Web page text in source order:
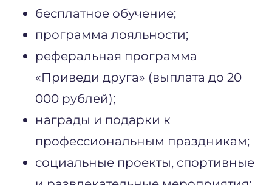
бесплатное обучение;
программа лояльности;
реферальная программа
«Приведи друга» (выплата до 20
000 рублей);
награды и подарки к
профессиональным праздникам;
социальные проекты, спортивные